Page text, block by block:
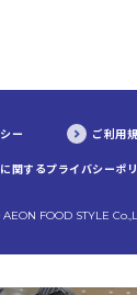
ー ご利用
関するプライバシーポ
FOOD STYLE